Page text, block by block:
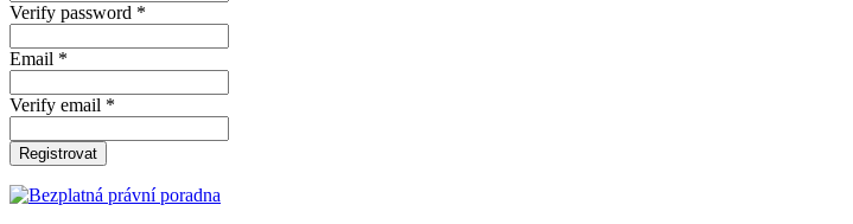
Verify password *
Email *
Verify email *
Registrovat